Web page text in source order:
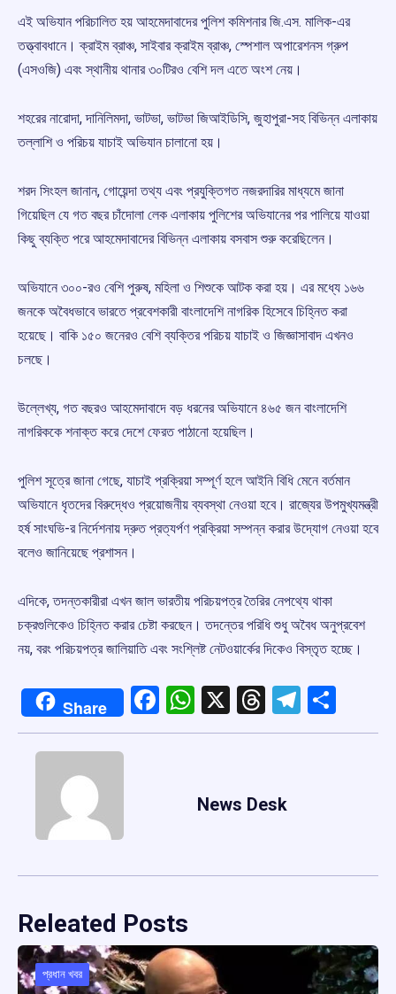
এই অভিযান পরিচালিত হয় আহমেদাবাদের পুলিশ কমিশনার জি.এস. মালিক-এর
তত্ত্বাবধানে। ক্রাইম ব্রাঞ্চ, সাইবার ক্রাইম ব্রাঞ্চ, স্পেশাল অপারেশনস গ্রুপ
(এসওজি) এবং স্থানীয় থানার ৩০টিরও বেশি দল এতে অংশ নেয়।
শহরের নারোদা, দানিলিমদা, ভাটভা, ভাটভা জিআইডিসি, জুহাপুরা-সহ বিভিন্ন এলাকায়
তল্লাশি ও পরিচয় যাচাই অভিযান চালানো হয়।
শরদ সিংহল জানান, গোয়েন্দা তথ্য এবং প্রযুক্তিগত নজরদারির মাধ্যমে জানা
গিয়েছিল যে গত বছর চাঁদোলা লেক এলাকায় পুলিশের অভিযানের পর পালিয়ে যাওয়া
কিছু ব্যক্তি পরে আহমেদাবাদের বিভিন্ন এলাকায় বসবাস শুরু করেছিলেন।
অভিযানে ৩০০-রও বেশি পুরুষ, মহিলা ও শিশুকে আটক করা হয়। এর মধ্যে ১৬৬
জনকে অবৈধভাবে ভারতে প্রবেশকারী বাংলাদেশি নাগরিক হিসেবে চিহ্নিত করা
হয়েছে। বাকি ১৫০ জনেরও বেশি ব্যক্তির পরিচয় যাচাই ও জিজ্ঞাসাবাদ এখনও
চলছে।
উল্লেখ্য, গত বছরও আহমেদাবাদে বড় ধরনের অভিযানে ৪৬৫ জন বাংলাদেশি
নাগরিককে শনাক্ত করে দেশে ফেরত পাঠানো হয়েছিল।
পুলিশ সূত্রে জানা গেছে, যাচাই প্রক্রিয়া সম্পূর্ণ হলে আইনি বিধি মেনে বর্তমান
অভিযানে ধৃতদের বিরুদ্ধেও প্রয়োজনীয় ব্যবস্থা নেওয়া হবে। রাজ্যের উপমুখ্যমন্ত্রী
হর্ষ সাংঘভি-র নির্দেশনায় দ্রুত প্রত্যর্পণ প্রক্রিয়া সম্পন্ন করার উদ্যোগ নেওয়া হবে
বলেও জানিয়েছে প্রশাসন।
এদিকে, তদন্তকারীরা এখন জাল ভারতীয় পরিচয়পত্র তৈরির নেপথ্যে থাকা
চক্রগুলিকেও চিহ্নিত করার চেষ্টা করছেন। তদন্তের পরিধি শুধু অবৈধ অনুপ্রবেশ
নয়, বরং পরিচয়পত্র জালিয়াতি এবং সংশ্লিষ্ট নেটওয়ার্কের দিকেও বিস্তৃত হচ্ছে।
Share Facebook
WhatsApp
X Threads
News Desk
Releated Posts
প্রধান খবর